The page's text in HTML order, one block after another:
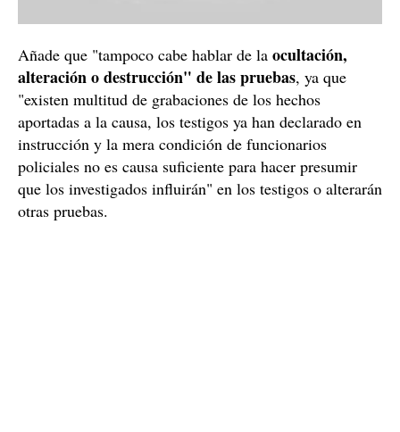
Añade que "tampoco cabe hablar de la ocultación,
alteración o destrucción" de las pruebas, ya que
"existen multitud de grabaciones de los hechos
aportadas a la causa, los testigos ya han declarado en
instrucción y la mera condición de funcionarios
policiales no es causa suficiente para hacer presumir
que los investigados influirán" en los testigos o alterarán
otras pruebas.